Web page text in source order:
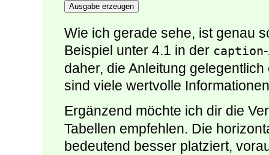
Ausgabe erzeugen
Wie ich gerade sehe, ist genau
Beispiel unter 4.1 in der caption
daher, die Anleitung
sind viele wertvolle
Ergänzend möchte ich dir die
Tabellen empfehlen. Die
bedeutend besser platziert,